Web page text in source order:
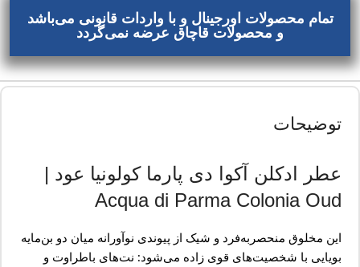
تمام محصولات اورجینال و با واردات قانونی می‌باشد
و محصولات قاچاق عرضه نمی‌گردد
توضیحات
عطر ادکلن آکوا دی پارما کولونیا عود |
Acqua di Parma Colonia Oud
این مخلوق منحصربه‌فرد و شیک از پیوندی نوآورانه میان دو بن‌مایه
بویایی با شخصیت‌های قوی زاده می‌شود: نت‌های باطراوت و